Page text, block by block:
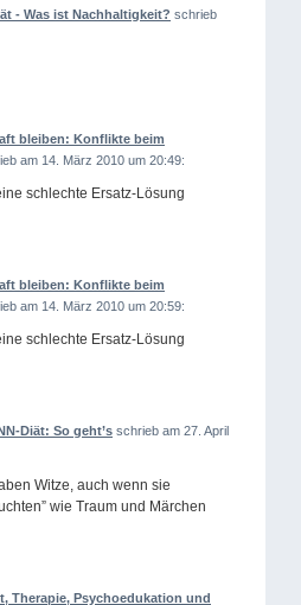
- Was ist Nachhaltigkeit? schrieb
bleiben: Konflikte beim
am 14. März 2010 um 20:49:
schlechte Ersatz-Lösung
bleiben: Konflikte beim
am 14. März 2010 um 20:59:
schlechte Ersatz-Lösung
Diät: So geht’s schrieb am 27. April
Witze, auch wenn sie
wie Traum und Märchen
Therapie, Psychoedukation und